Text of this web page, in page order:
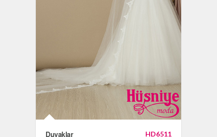
HD6511
Duvaklar